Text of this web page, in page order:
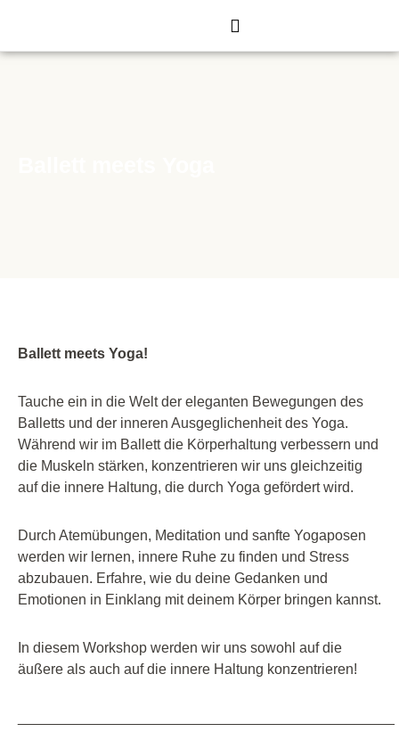
Zum
Ballett meets Yoga!
Tauche ein in die Welt der eleganten Bewegungen des
Balletts und der inneren Ausgeglichenheit des Yoga.
Während wir im Ballett die Körperhaltung verbessern und
die Muskeln stärken, konzentrieren wir uns gleichzeitig
auf die innere Haltung, die durch Yoga gefördert wird.
Durch Atemübungen, Meditation und sanfte Yogaposen
werden wir lernen, innere Ruhe zu finden und Stress
abzubauen. Erfahre, wie du deine Gedanken und
Emotionen in Einklang mit deinem Körper bringen kannst.
In diesem Workshop werden wir uns sowohl auf die
äußere als auch auf die innere Haltung konzentrieren!